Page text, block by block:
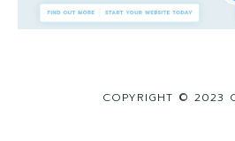
COPYRIGHT © 2023